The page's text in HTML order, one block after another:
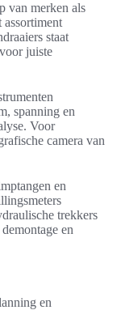
van merken als
staat
juiste
spanning en
Voor
camera van
en
trekkers
en
en